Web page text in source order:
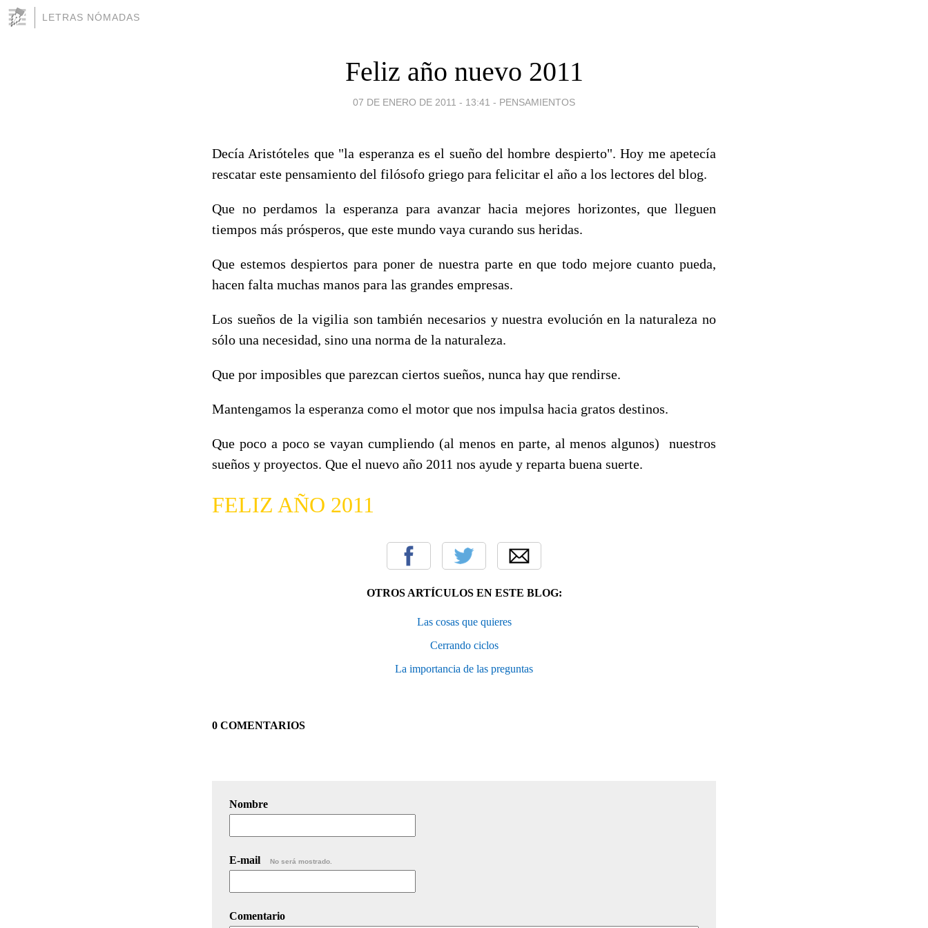
LETRAS NÓMADAS
Feliz año nuevo 2011
07 DE ENERO DE 2011 - 13:41 - PENSAMIENTOS
Decía Aristóteles que "la esperanza es el sueño del hombre despierto". Hoy me apetecía
rescatar este pensamiento del filósofo griego para felicitar el año a los lectores del blog.
Que no perdamos la esperanza para avanzar hacia mejores horizontes, que lleguen
tiempos más prósperos, que este mundo vaya curando sus heridas.
Que estemos despiertos para poner de nuestra parte en que todo mejore cuanto pueda,
hacen falta muchas manos para las grandes empresas.
Los sueños de la vigilia son también necesarios y nuestra evolución en la naturaleza no
sólo una necesidad, sino una norma de la naturaleza.
Que por imposibles que parezcan ciertos sueños, nunca hay que rendirse.
Mantengamos la esperanza como el motor que nos impulsa hacia gratos destinos.
Que poco a poco se vayan cumpliendo (al menos en parte, al menos algunos) nuestros
sueños y proyectos. Que el nuevo año 2011 nos ayude y reparta buena suerte.
FELIZ AÑO 2011
OTROS ARTÍCULOS EN ESTE BLOG:
Las cosas que quieres
Cerrando ciclos
La importancia de las preguntas
0 COMENTARIOS
Nombre
E-mail No será mostrado.
Comentario